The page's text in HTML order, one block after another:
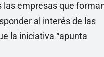
las empresas que
al interés de las
la iniciativa “apunta